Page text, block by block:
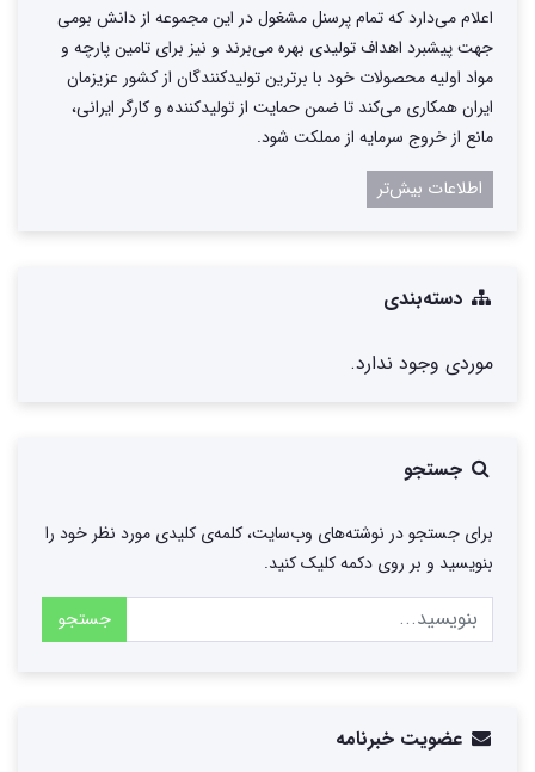
اعلام می‌دارد که تمام پرسنل مشغول در این مجموعه از دانش بومی
جهت پیشبرد اهداف تولیدی بهره می‌برند و نیز برای تامین پارچه و
مواد اولیه محصولات خود با برترین تولیدکنندگان از کشور عزیزمان
ایران همکاری می‌کند تا ضمن حمایت از تولیدکننده و کارگر ایرانی،
مانع از خروج سرمایه از مملکت شود.
اطلاعات بیش‌تر
دسته‌بندی
موردی وجود ندارد.
جستجو
برای جستجو در نوشته‌های وب‌سایت، کلمه‌ی کلیدی مورد نظر خود را
بنویسید و بر روی دکمه کلیک کنید.
جستجو
عضویت خبرنامه